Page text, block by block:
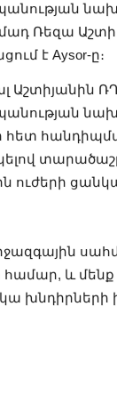
Ռեզա
է Aysor-ը։
Աշտիյանին
հետ
ուժերի
և